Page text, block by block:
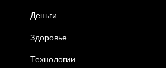
Деньги
Здоровье
Технологии